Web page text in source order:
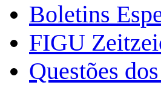
Boletins
FIGU
Questões